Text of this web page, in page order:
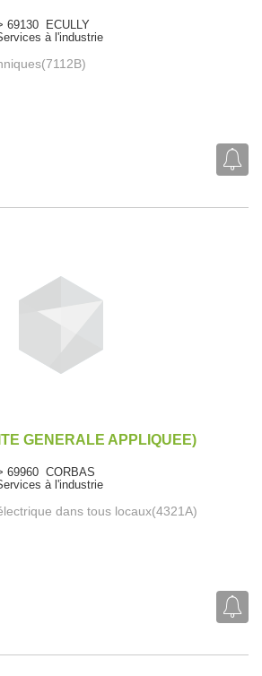
69130 ECULLY
à l'industrie
GENERALE APPLIQUEE)
69960 CORBAS
à l'industrie
dans tous locaux(4321A)